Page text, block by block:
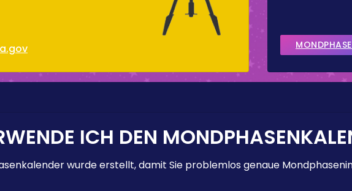
ICH DEN
wurde erstellt, damit Sie problemlos genaue